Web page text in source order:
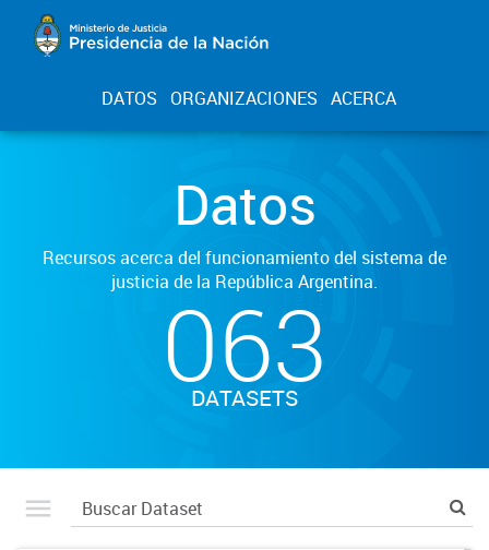
DATOS ORGANIZACIONES ACERCA
Datos
Recursos acerca del funcionamiento del sistema de
justicia de la República Argentina.
063
DATASETS